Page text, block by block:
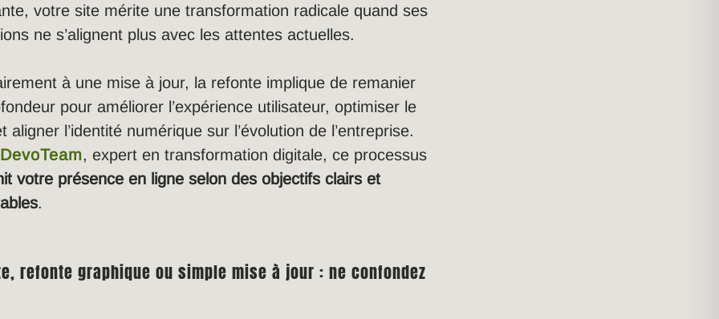
votre site mérite une transformation radicale quand ses
ne s’alignent plus avec les attentes actuelles.
à une mise à jour, la refonte implique de remanier
pour améliorer l’expérience utilisateur, optimiser le
aligner l’identité numérique sur l’évolution de l’entreprise.
DevoTeam, expert en transformation digitale, ce processus
votre présence en ligne selon des objectifs clairs et
.
refonte graphique ou simple mise à jour : ne confondez